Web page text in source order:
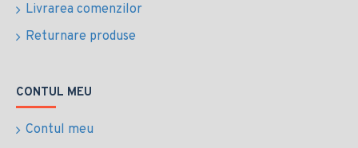
Livrarea comenzilor
Returnare produse
CONTUL MEU
Contul meu